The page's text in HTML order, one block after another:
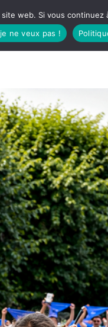
À MANGER CÔTÉ
web. Si vous
ne veux pas !